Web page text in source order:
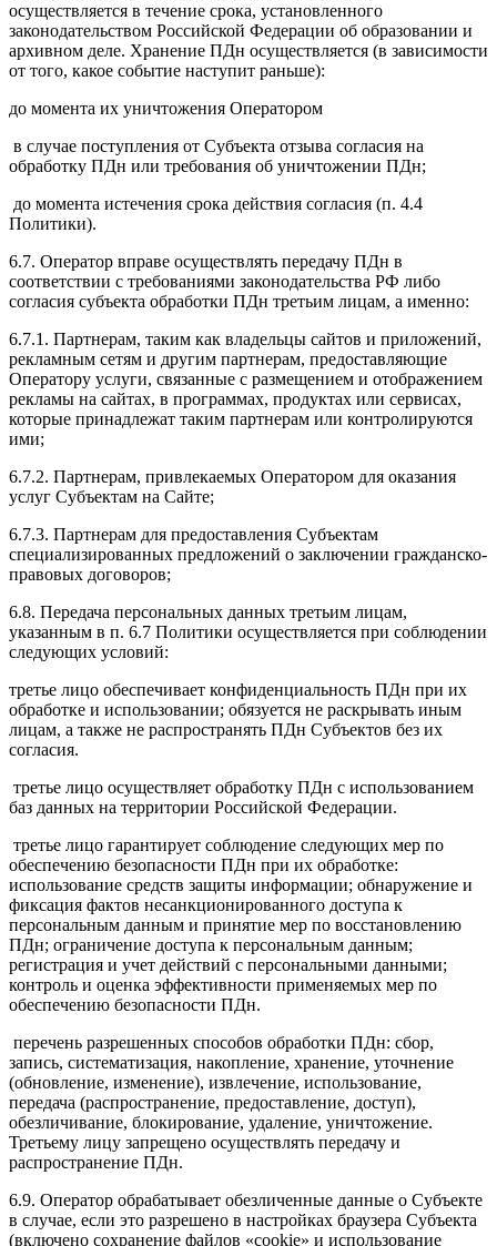
осуществляется в течение срока, установленного
законодательством Российской Федерации об образовании и
архивном деле. Хранение ПДн осуществляется (в зависимости
от того, какое событие наступит раньше):
до момента их уничтожения Оператором
в случае поступления от Субъекта отзыва согласия на
обработку ПДн или требования об уничтожении ПДн;
до момента истечения срока действия согласия (п. 4.4
Политики).
6.7. Оператор вправе осуществлять передачу ПДн в
соответствии с требованиями законодательства РФ либо
согласия субъекта обработки ПДн третьим лицам, а именно:
6.7.1. Партнерам, таким как владельцы сайтов и приложений,
рекламным сетям и другим партнерам, предоставляющие
Оператору услуги, связанные с размещением и отображением
рекламы на сайтах, в программах, продуктах или сервисах,
которые принадлежат таким партнерам или контролируются
ими;
6.7.2. Партнерам, привлекаемых Оператором для оказания
услуг Субъектам на Сайте;
6.7.3. Партнерам для предоставления Субъектам
специализированных предложений о заключении гражданско-
правовых договоров;
6.8. Передача персональных данных третьим лицам,
указанным в п. 6.7 Политики осуществляется при соблюдении
следующих условий:
третье лицо обеспечивает конфиденциальность ПДн при их
обработке и использовании; обязуется не раскрывать иным
лицам, а также не распространять ПДн Субъектов без их
согласия.
третье лицо осуществляет обработку ПДн с использованием
баз данных на территории Российской Федерации.
третье лицо гарантирует соблюдение следующих мер по
обеспечению безопасности ПДн при их обработке:
использование средств защиты информации; обнаружение и
фиксация фактов несанкционированного доступа к
персональным данным и принятие мер по восстановлению
ПДн; ограничение доступа к персональным данным;
регистрация и учет действий с персональными данными;
контроль и оценка эффективности применяемых мер по
обеспечению безопасности ПДн.
перечень разрешенных способов обработки ПДн: сбор,
запись, систематизация, накопление, хранение, уточнение
(обновление, изменение), извлечение, использование,
передача (распространение, предоставление, доступ),
обезличивание, блокирование, удаление, уничтожение.
Третьему лицу запрещено осуществлять передачу и
распространение ПДн.
6.9. Оператор обрабатывает обезличенные данные о Субъекте
в случае, если это разрешено в настройках браузера Субъекта
(включено сохранение файлов «cookie» и использование